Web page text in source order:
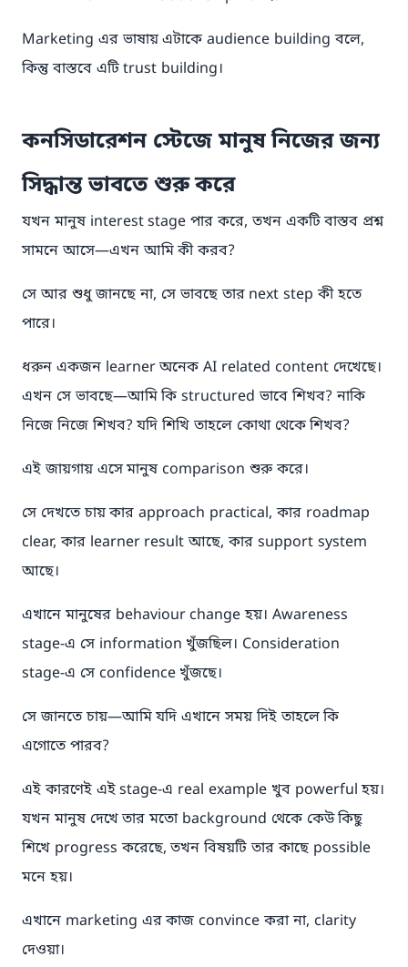
Marketing এর ভাষায় এটাকে audience building বলে,
কিন্তু বাস্তবে এটি trust building।
কনসিডারেশন স্টেজে মানুষ নিজের জন্য
সিদ্ধান্ত ভাবতে শুরু করে
যখন মানুষ interest stage পার করে, তখন একটি বাস্তব প্রশ্ন
সামনে আসে—এখন আমি কী করব?
সে আর শুধু জানছে না, সে ভাবছে তার next step কী হতে
পারে।
ধরুন একজন learner অনেক AI related content দেখেছে।
এখন সে ভাবছে—আমি কি structured ভাবে শিখব? নাকি
নিজে নিজে শিখব? যদি শিখি তাহলে কোথা থেকে শিখব?
এই জায়গায় এসে মানুষ comparison শুরু করে।
সে দেখতে চায় কার approach practical, কার roadmap
clear, কার learner result আছে, কার support system
আছে।
এখানে মানুষের behaviour change হয়। Awareness
stage-এ সে information খুঁজছিল। Consideration
stage-এ সে confidence খুঁজছে।
সে জানতে চায়—আমি যদি এখানে সময় দিই তাহলে কি
এগোতে পারব?
এই কারণেই এই stage-এ real example খুব powerful হয়।
যখন মানুষ দেখে তার মতো background থেকে কেউ কিছু
শিখে progress করেছে, তখন বিষয়টি তার কাছে possible
মনে হয়।
এখানে marketing এর কাজ convince করা না, clarity
দেওয়া।